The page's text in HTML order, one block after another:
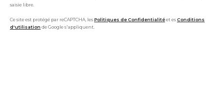
saisie libre.
Ce site est protégé par reCAPTCHA, lesPolitiques de Confidentialitéet es Conditions
d'utilisation de Google s'appliquent.